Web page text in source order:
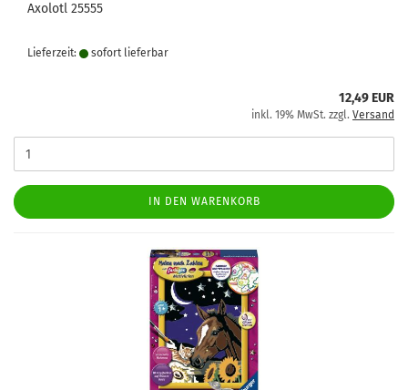
Axolotl 25555
Lieferzeit: sofort lie­fer­bar
12,49 EUR
inkl. 19% MwSt. zzgl. Versand
IN DEN WARENKORB